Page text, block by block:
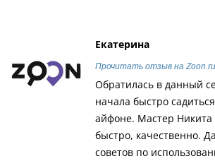
Екатерина
Прочитать отзыв на Zoon.ru
Обратилась в данный
начала быстро
айфоне. Мастер Никита
быстро, качественно.
советов по